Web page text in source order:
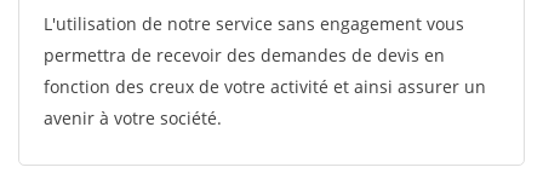
L'utilisation de notre service sans engagement vous
permettra de recevoir des demandes de devis en
fonction des creux de votre activité et ainsi assurer un
avenir à votre société.